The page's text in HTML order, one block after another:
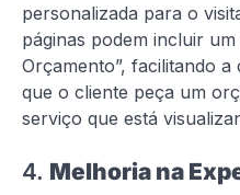
personalizada para o
páginas podem incluir
Orçamento”, facilitando
que o cliente peça um
serviço que está
4. Melhoria na